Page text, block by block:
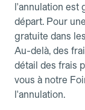
l'annulation est
départ. Pour
gratuite dans
Au-delà, des
détail des frais
vous à notre
l'annulation.